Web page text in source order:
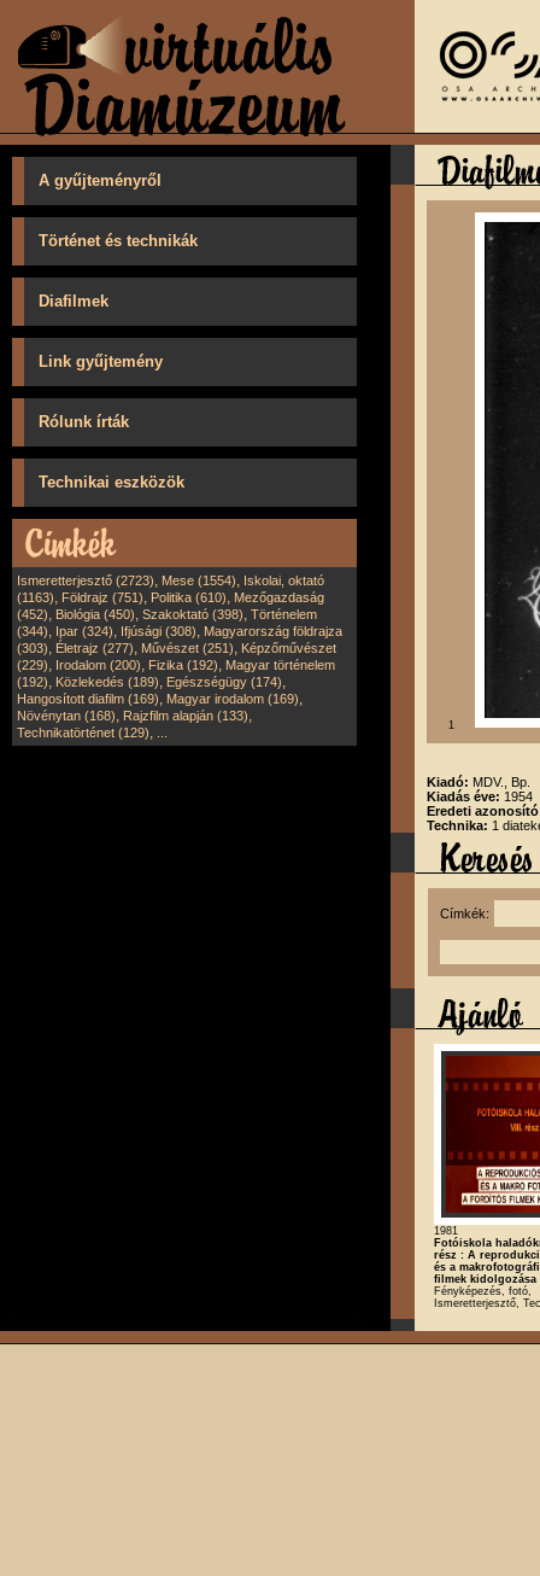
A gyűjteményről
Történet és technikák
Diafilmek
Link gyűjtemény
Rólunk írták
Technikai eszközök
Ismeretterjesztő (2723), Mese (1554), Iskolai, oktató
(1163), Földrajz (751), Politika (610), Mezőgazdaság
(452), Biológia (450), Szakoktató (398), Történelem
(344), Ipar (324), Ifjúsági (308), Magyarország földrajza
(303), Életrajz (277), Művészet (251), Képzőművészet
(229), Irodalom (200), Fizika (192), Magyar történelem
(192), Közlekedés (189), Egészségügy (174),
Hangosított diafilm (169), Magyar irodalom (169),
Növénytan (168), Rajzfilm alapján (133),
Technikatörténet (129), 1
Kiadó: MDV., Bp.
Kiadás éve: 1954
Eredeti
Technika: 1
Címkék:
1981
Fotóiskola
rész : A
és a
filmek kidolgozása
Fényképezés, fotó,
Ismeretterjesztő,